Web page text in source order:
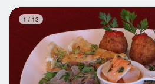
1 / 13